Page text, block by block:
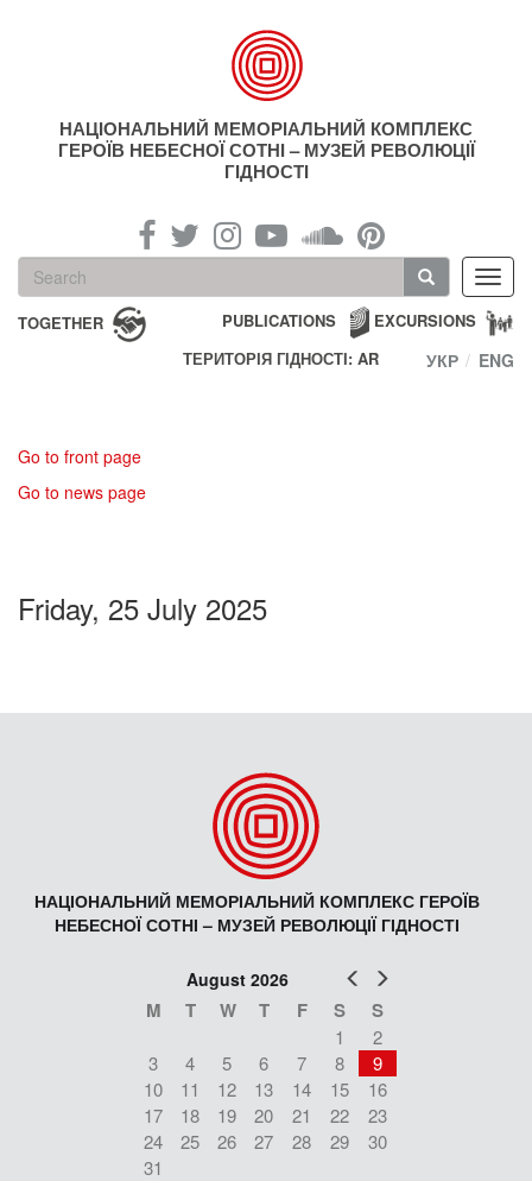
НАЦІОНАЛЬНИЙ МЕМОРІАЛЬНИЙ КОМПЛЕКС
ГЕРОЇВ НЕБЕСНОЇ СОТНІ – МУЗЕЙ РЕВОЛЮЦІЇ
ГІДНОСТІ
Search
form
Search
TOGETHER EXCURSIONS
PUBLICATIONS
ТЕРИТОРІЯ ГІДНОСТІ: AR
УКР ENG
Go to front page
Go to news page
Friday, 25 July 2025
НАЦІОНАЛЬНИЙ МЕМОРІАЛЬНИЙ КОМПЛЕКС ГЕРОЇВ
НЕБЕСНОЇ СОТНІ – МУЗЕЙ РЕВОЛЮЦІЇ ГІДНОСТІ
Prev
August 2026
M T W T F S S
1
2
3
4 5 6 7 8
9
10
11 12 13 14 15
16
17
18 19 20 21 22
23
24
25 26 27 28 29
30
31